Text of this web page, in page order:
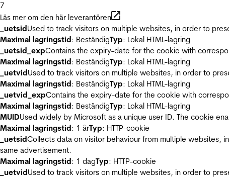
7
Läs mer om den här leverantören
_uetsidUsed to track visitors on multiple websites, in order to
Maximal lagringstid: BeständigTyp: Lokal HTML-lagring
_uetsid_expContains the expiry-date for the cookie with
Maximal lagringstid: BeständigTyp: Lokal HTML-lagring
_uetvidUsed to track visitors on multiple websites, in order to
Maximal lagringstid: BeständigTyp: Lokal HTML-lagring
_uetvid_expContains the expiry-date for the cookie with
Maximal lagringstid: BeständigTyp: Lokal HTML-lagring
MUIDUsed widely by Microsoft as a unique user ID. The cookie
Maximal lagringstid: 1 årTyp: HTTP-cookie
_uetsidCollects data on visitor behaviour from multiple websites,
same advertisement.
Maximal lagringstid: 1 dagTyp: HTTP-cookie
_uetvidUsed to track visitors on multiple websites, in order to